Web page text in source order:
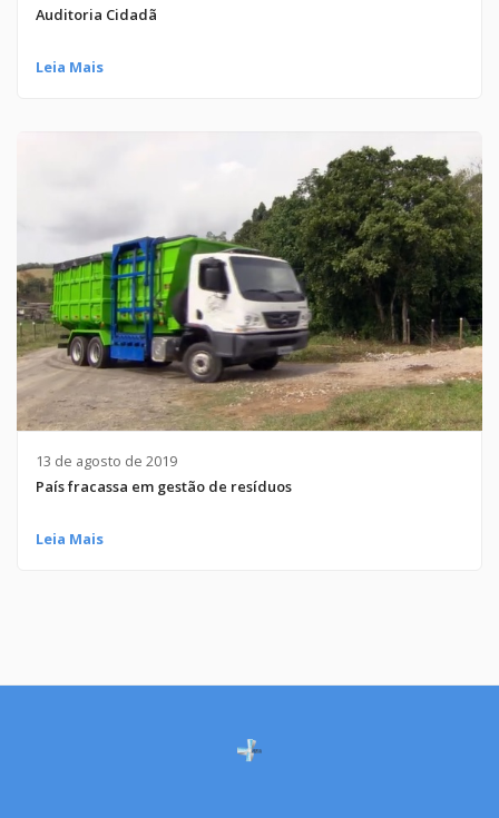
Auditoria Cidadã
Leia Mais
13 de agosto de 2019
País fracassa em gestão de resíduos
Leia Mais